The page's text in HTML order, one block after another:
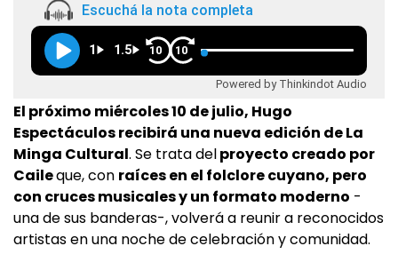
Escuchá la nota completa
1 1.5 10 10
Powered by Thinkindot Audio
El próximo miércoles 10 de julio, Hugo
Espectáculos recibirá una nueva edición de La
Minga Cultural. Se trata delproyecto creado por
Caileque, con raíces en el folclore cuyano, pero
con cruces musicales y un formato moderno -
una de sus banderas-, volverá a reunir a reconocidos
artistas en una noche de celebración y comunidad.